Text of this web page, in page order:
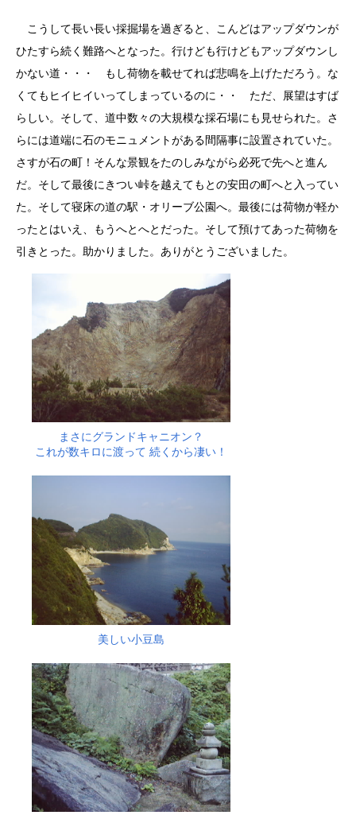
こうして長い長い採掘場を過ぎると、こんどはアップダウンが
ひたすら続く難路へとなった。行けども行けどもアップダウンし
かない道・・・ もし荷物を載せてれば悲鳴を上げただろう。な
くてもヒイヒイいってしまっているのに・・ ただ、展望はすば
らしい。そして、道中数々の大規模な採石場にも見せられた。さ
らには道端に石のモニュメントがある間隔事に設置されていた。
さすが石の町！そんな景観をたのしみながら必死で先へと進ん
だ。そして最後にきつい峠を越えてもとの安田の町へと入ってい
た。そして寝床の道の駅・オリーブ公園へ。最後には荷物が軽か
ったとはいえ、もうへとへとだった。そして預けてあった荷物を
引きとった。助かりました。ありがとうございました。
まさにグランドキャニオン？
これが数キロに渡って 続くから凄い！
美しい小豆島